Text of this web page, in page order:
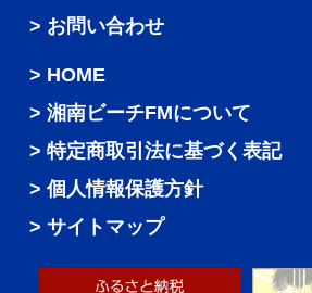
> お問い合わせ
HOME
湘南ビーチFMについて
特定商取引法に基づく表記
個人情報保護方針
サイトマップ